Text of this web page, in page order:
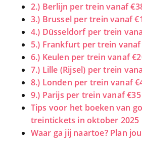
2.) Berlijn per trein vanaf
3.) Brussel per trein vanaf
4.) Düsseldorf per trein
5.) Frankfurt per trein vanaf
6.) Keulen per trein vanaf
7.) Lille (Rijsel) per trein
8.) Londen per trein vanaf
9.) Parijs per trein vanaf €35
Tips voor het boeken van
treintickets in oktober 2025
Waar ga jij naartoe? Plan